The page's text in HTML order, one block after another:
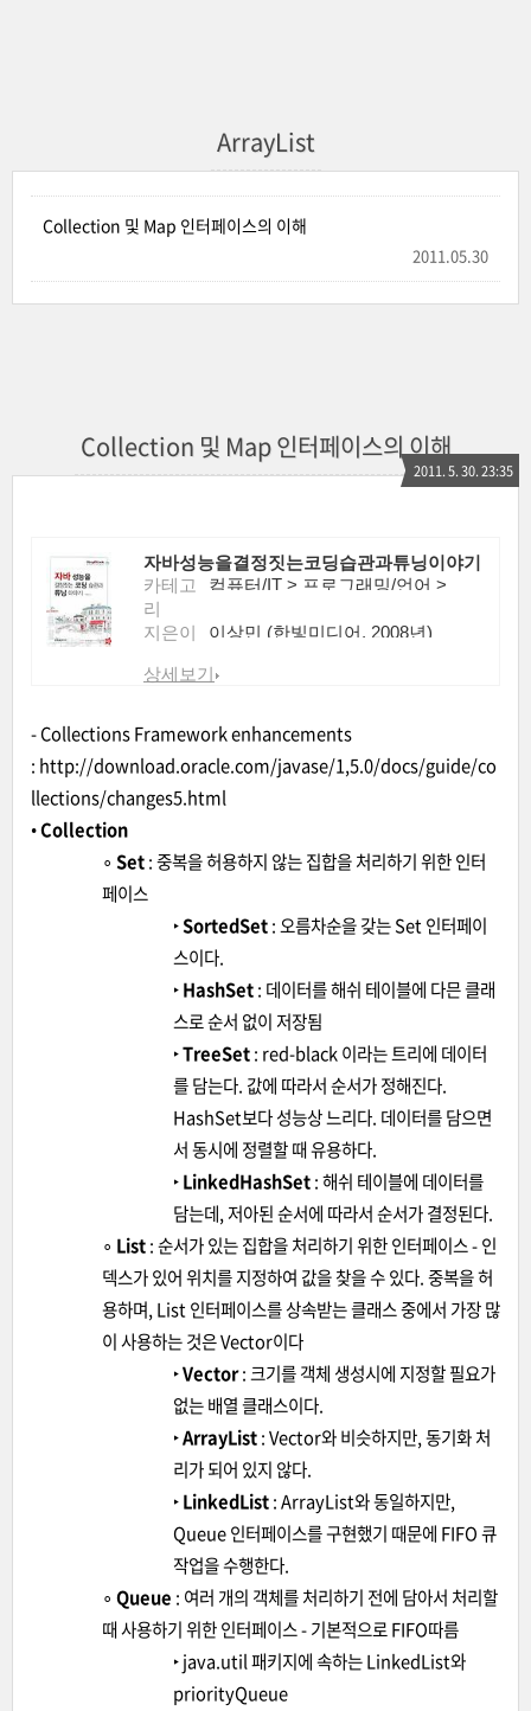
ArrayList
Collection 및 Map 인터페이스의 이해
2011.05.30
Collection 및 Map 인터페이스의 이해
2011. 5. 30. 23:35
자바성능을결정짓는코딩습관과튜닝이야기
카테고
리
컴퓨터/IT > 프로그래밍/언어 >
지은이
이상민 (한빛미디어, 2008년)
상세보기
- Collections Framework enhancements
: http://download.oracle.com/javase/1,5.0/docs/guide/co
llections/changes5.html
•Collection
∘ Set: 중복을 허용하지 않는 집합을 처리하기 위한 인터
페이스
‣SortedSet: 오름차순을 갖는 Set 인터페이
스이다.
‣HashSet: 데이터를 해쉬 테이블에 다믄 클래
스로 순서 없이 저장됨
‣TreeSet: red-black 이라는 트리에 데이터
를 담는다. 값에 따라서 순서가 정해진다.
HashSet보다 성능상 느리다. 데이터를 담으면
서 동시에 정렬할 때 유용하다.
‣LinkedHashSet: 해쉬 테이블에 데이터를
담는데, 저아된 순서에 따라서 순서가 결정된다.
∘ List: 순서가 있는 집합을 처리하기 위한 인터페이스 - 인
덱스가 있어 위치를 지정하여 값을 찾을 수 있다. 중복을 허
용하며, List 인터페이스를 상속받는 클래스 중에서 가장 많
이 사용하는 것은 Vector이다
‣Vector: 크기를 객체 생성시에 지정할 필요가
없는 배열 클래스이다.
‣ArrayList: Vector와 비슷하지만, 동기화 처
리가 되어 있지 않다.
‣LinkedList: ArrayList와 동일하지만,
Queue 인터페이스를 구현했기 때문에 FIFO 큐
작업을 수행한다.
∘ Queue : 여러 개의 객체를 처리하기 전에 담아서 처리할
때 사용하기 위한 인터페이스 - 기본적으로 FIFO따름
‣ java.util 패키지에 속하는 LinkedList와
priorityQueue